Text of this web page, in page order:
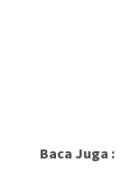
Baca Juga :